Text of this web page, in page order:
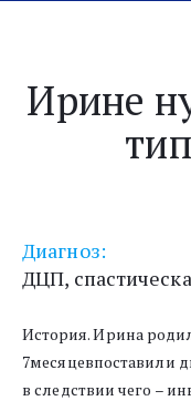
Ирине
Диагноз:
ДЦП,
История. Ирина
7месяцевпоставили
в следствии чего –